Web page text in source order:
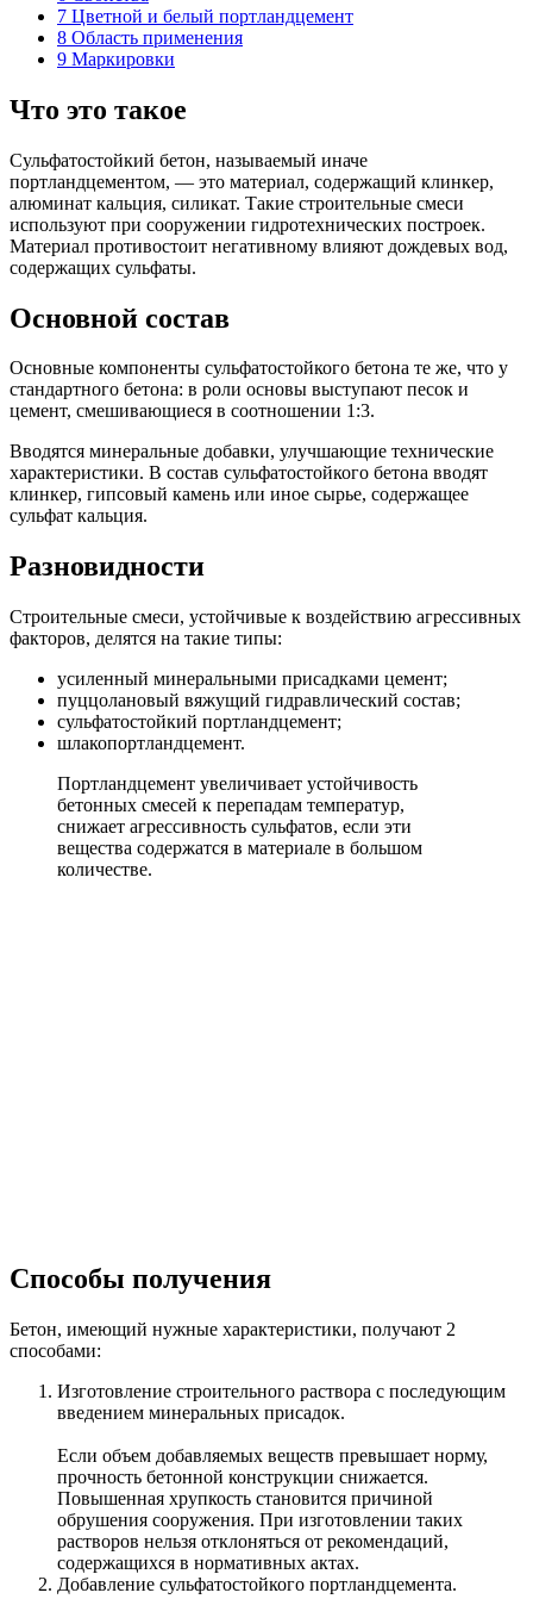
7 Цветной и белый портландцемент
8 Область применения
9 Маркировки
Что это такое
Сульфатостойкий бетон, называемый иначе
портландцементом, — это материал, содержащий клинкер,
алюминат кальция, силикат. Такие строительные смеси
используют при сооружении гидротехнических построек.
Материал противостоит негативному влияют дождевых вод,
содержащих сульфаты.
Основной состав
Основные компоненты сульфатостойкого бетона те же, что у
стандартного бетона: в роли основы выступают песок и
цемент, смешивающиеся в соотношении 1:3.
Вводятся минеральные добавки, улучшающие технические
характеристики. В состав сульфатостойкого бетона вводят
клинкер, гипсовый камень или иное сырье, содержащее
сульфат кальция.
Разновидности
Строительные смеси, устойчивые к воздействию агрессивных
факторов, делятся на такие типы:
усиленный минеральными присадками цемент;
пуццолановый вяжущий гидравлический состав;
сульфатостойкий портландцемент;
шлакопортландцемент.
Портландцемент увеличивает устойчивость
бетонных смесей к перепадам температур,
снижает агрессивность сульфатов, если эти
вещества содержатся в материале в большом
количестве.
Способы получения
Бетон, имеющий нужные характеристики, получают 2
способами:
Изготовление строительного раствора с последующим
введением минеральных присадок.
Если объем добавляемых веществ превышает норму,
прочность бетонной конструкции снижается.
Повышенная хрупкость становится причиной
обрушения сооружения. При изготовлении таких
растворов нельзя отклоняться от рекомендаций,
содержащихся в нормативных актах.
Добавление сульфатостойкого портландцемента.